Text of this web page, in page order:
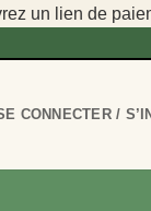
un lien de
CONNECTER /